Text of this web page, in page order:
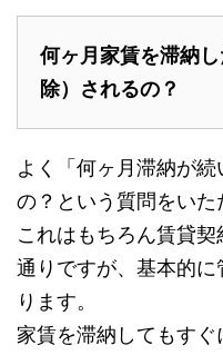
何ヶ月家賃を滞納
除）されるの？
よく「何ヶ月滞納が
の？という質問をいた
これはもちろん賃貸
通りですが、基本的
ります。
家賃を滞納してもす